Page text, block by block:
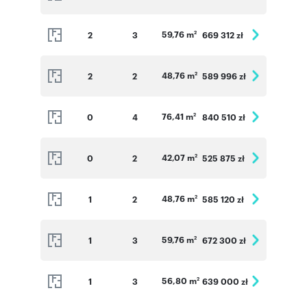
2 3 59,76 m2 669 312 zł
2 2 48,76 m2 589 996 zł
0 4 76,41 m2 840 510 zł
0 2 42,07 m2 525 875 zł
1 2 48,76 m2 585 120 zł
1 3 59,76 m2 672 300 zł
1 3 56,80 m2 639 000 zł